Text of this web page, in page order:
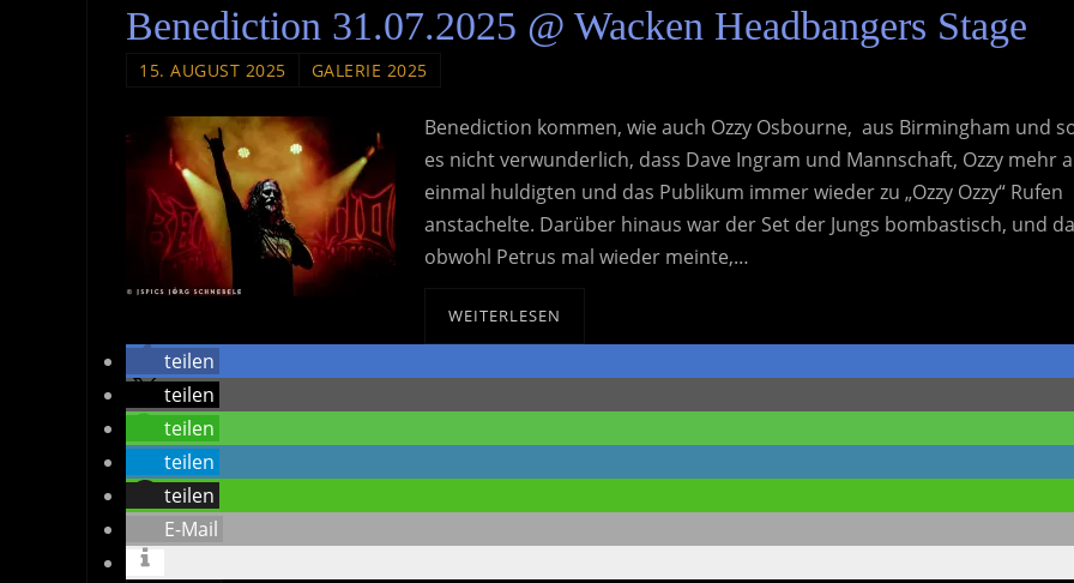
Benediction 31.07.2025 @ Wacken Headbangers Stage
15. AUGUST 2025 GALERIE 2025
Benediction kommen, wie auch Ozzy Osbourne, aus Birmingham und
es nicht verwunderlich, dass Dave Ingram und Mannschaft, Ozzy mehr
einmal huldigten und das Publikum immer wieder zu „Ozzy Ozzy“ Rufen
anstachelte. Darüber hinaus war der Set der Jungs bombastisch, und
obwohl Petrus mal wieder meinte,…
WEITERLESEN
teilen
teilen
teilen
teilen
teilen
E-Mail